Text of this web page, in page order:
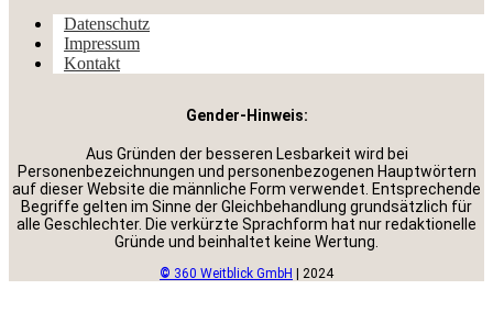
Datenschutz
Impressum
Kontakt
Gender-Hinweis:
Aus Gründen der besseren Lesbarkeit wird bei
Personenbezeichnungen und personenbezogenen Hauptwörtern
auf dieser Website die männliche Form verwendet. Entsprechende
Begriffe gelten im Sinne der Gleichbehandlung grundsätzlich für
alle Geschlechter. Die verkürzte Sprachform hat nur redaktionelle
Gründe und beinhaltet keine Wertung.
© 360 Weitblick GmbH | 2024